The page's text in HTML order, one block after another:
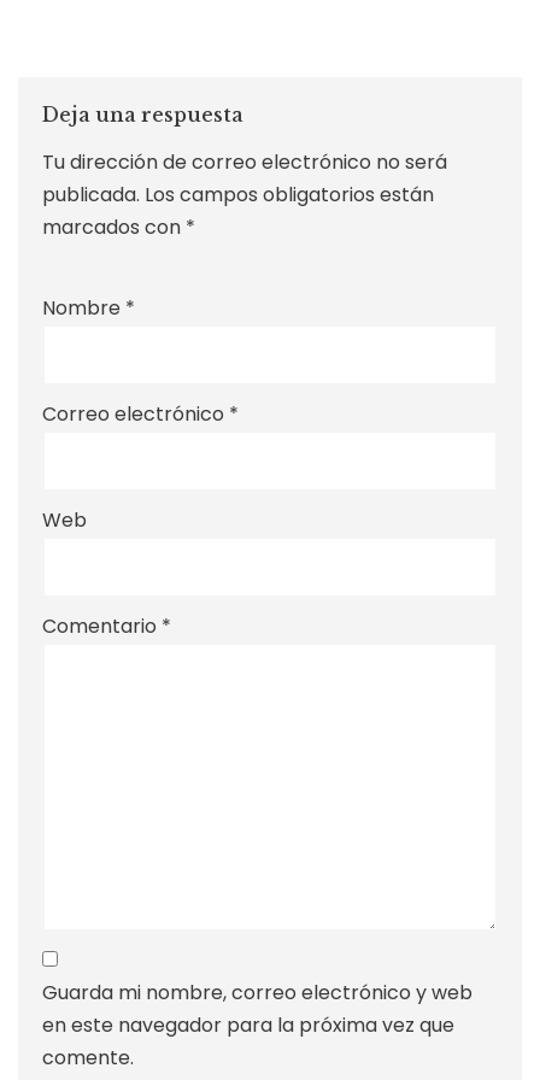
Deja una respuesta
Tu dirección de correo electrónico no será
publicada. Los campos obligatorios están
marcados con *
Nombre *
Correo electrónico *
Web
Comentario *
Guarda mi nombre, correo electrónico y web
en este navegador para la próxima vez que
comente.